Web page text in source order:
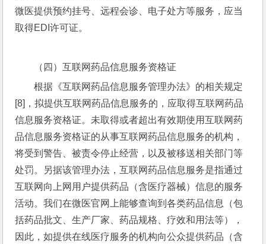
微医提供预约挂号、远程会诊、电子处方等服务，应当
取得EDI许可证。
（四）互联网药品信息服务资格证
根据《互联网药品信息服务管理办法》的相关规定
[8]，拟提供互联网药品信息服务的，应取得互联网药品
信息服务资格证。未取得或者超出有效期使用互联网药
品信息服务资格证的从事互联网药品信息服务的机构，
将受到警告、被责令停止经营，以及被移送相关部门等
处罚。另据该管理办法，互联网药品信息服务是指通过
互联网向上网用户提供药品（含医疗器械）信息的服务
活动。我们在微医官网上能够查询到各类药品信息（包
括药品批文、生产厂家、药品规格、疗效和用法等），
因此，如提供在线医疗服务的机构向公众提供药品（含